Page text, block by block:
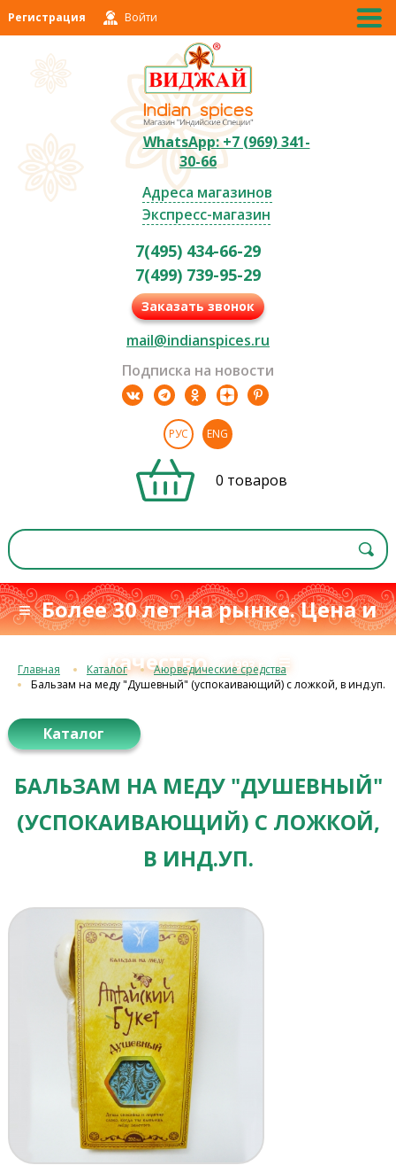
Регистрация Войти
WhatsApp: +7 (969) 341-
30-66
Адреса магазинов
Экспресс-магазин
7(495) 434-66-29
7(499) 739-95-29
Заказать звонок
mail@indianspices.ru
Подписка на новости
РУС ENG
0 товаров
≡ Более 30 лет на рынке. Цена и
качествос 1993 г.≡
Главная Каталог
Аюрведические средства
Бальзам на меду "Душевный" (успокаивающий) с ложкой, в инд.уп.
Каталог
БАЛЬЗАМ НА МЕДУ "ДУШЕВНЫЙ"
(УСПОКАИВАЮЩИЙ) С ЛОЖКОЙ,
В ИНД.УП.